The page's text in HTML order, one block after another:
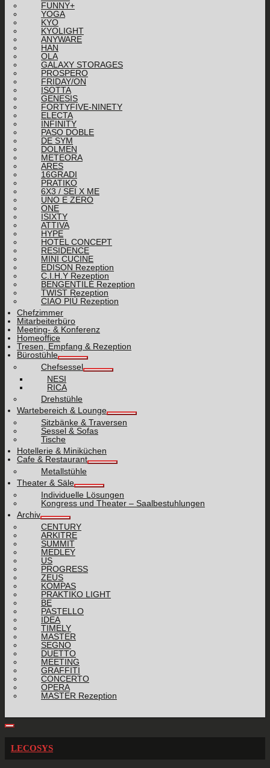
FUNNY+
YOGA
KYO
KYOLIGHT
ANYWARE
HAN
OLA
GALAXY STORAGES
PROSPERO
FRIDAY/ON
ISOTTA
GENESIS
FORTYFIVE-NINETY
ELECTA
INFINITY
PASO DOBLE
DE SYM
DOLMEN
METEORA
ARES
16GRADI
PRATIKO
6X3 / SEI X ME
UNO E ZERO
ONE
ISIXTY
ATTIVA
HYPE
HOTEL CONCEPT
RESIDENCE
MINI CUCINE
EDISON Rezeption
C.I.H.Y Rezeption
BENGENTILE Rezeption
TWIST Rezeption
CIAO PIÙ Rezeption
Chefzimmer
Mitarbeiterbüro
Meeting- & Konferenz
Homeoffice
Tresen, Empfang & Rezeption
Bürostühle
Chefsessel
NESI
RICA
Drehstühle
Wartebereich & Lounge
Sitzbänke & Traversen
Sessel & Sofas
Tische
Hotellerie & Miniküchen
Cafe & Restaurant
Metallstühle
Theater & Säle
Individuelle Lösungen
Kongress und Theater – Saalbestuhlungen
Archiv
CENTURY
ARKITRE
SUMMIT
MEDLEY
US
PROGRESS
ZEUS
KOMPAS
PRAKTIKO LIGHT
BE
PASTELLO
IDEA
TIMELY
MASTER
SEGNO
DUETTO
MEETING
GRAFFITI
CONCERTO
OPERA
MASTER Rezeption
LECOSYS